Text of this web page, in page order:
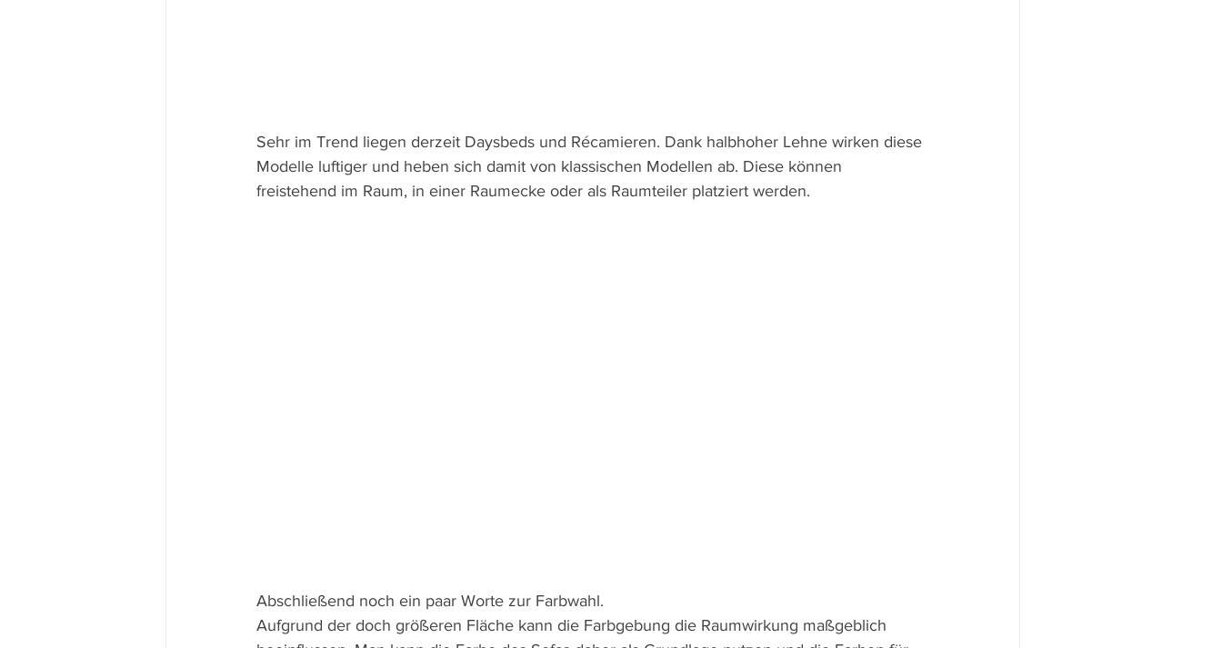
Sehr im Trend liegen derzeit Daysbeds und Récamieren. Dank halbhoher Lehne wirken diese
Modelle luftiger und heben sich damit von klassischen Modellen ab. Diese können
freistehend im Raum, in einer Raumecke oder als Raumteiler platziert werden.
Abschließend noch ein paar Worte zur Farbwahl.
Aufgrund der doch größeren Fläche kann die Farbgebung die Raumwirkung maßgeblich